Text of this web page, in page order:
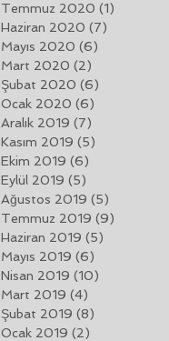
Temmuz 2020 (1)
Haziran 2020 (7)
Mayıs 2020 (6)
Mart 2020 (2)
Şubat 2020 (6)
Ocak 2020 (6)
Aralık 2019 (7)
Kasım 2019 (5)
Ekim 2019 (6)
Eylül 2019 (5)
Ağustos 2019 (5)
Temmuz 2019 (9)
Haziran 2019 (5)
Mayıs 2019 (6)
Nisan 2019 (10)
Mart 2019 (4)
Şubat 2019 (8)
Ocak 2019 (2)